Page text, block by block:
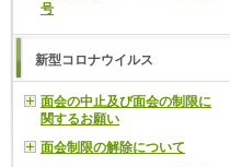
号
新型コロナウイルス
面会の中止及び面会の制限に
関するお願い
面会制限の解除について